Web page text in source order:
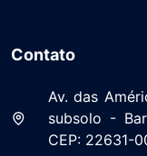
Contato
Av. das
subsolo -
CEP: 22631-